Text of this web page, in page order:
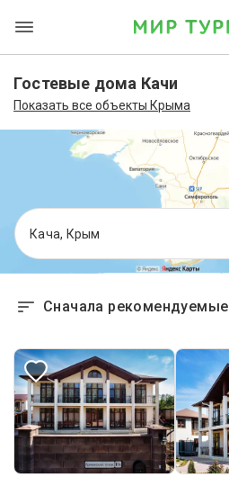
Гостевые дома Качи
Показать все объекты Крыма
Кача, Крым
Сначала рекомендуемые